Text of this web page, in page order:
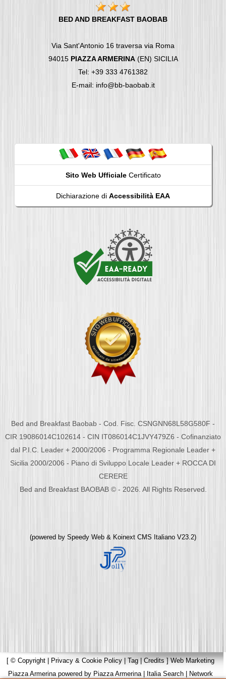
BED AND BREAKFAST BAOBAB
Via Sant'Antonio 16 traversa via Roma
94015 PIAZZA ARMERINA(EN) SICILIA
Tel: +39 333 4761382
E-mail: info@bb-baobab.it
Sito Web UfficialeCertificato
Dichiarazione di Accessibilità EAA
Bed and Breakfast Baobab - Cod. Fisc. CSNGNN68L58G580F -
CIR 19086014C102614 - CIN IT086014C1JVY479Z6 - Cofinanziato
dal P.I.C. Leader + 2000/2006 - Programma Regionale Leader +
Sicilia 2000/2006 - Piano di Sviluppo Locale Leader + ROCCA DI
CERERE
Bed and Breakfast BAOBAB © - 2026. All Rights Reserved.
(powered by Speedy Web & Koinext CMS Italiano V23.2)
[ © Copyright Privacy & Cookie Policy Tag|Credits]Web Marketing
Piazza Armerinapowered by Piazza Armerina| Italia Search Network